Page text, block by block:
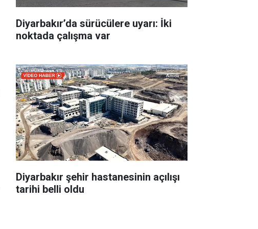
Diyarbakır’da sürücülere uyarı: İki
noktada çalışma var
Diyarbakır şehir hastanesinin açılışı
tarihi belli oldu